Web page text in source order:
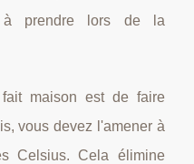
à prendre lors de la
maison est de faire
vous devez l'amener à
Celsius. Cela élimine